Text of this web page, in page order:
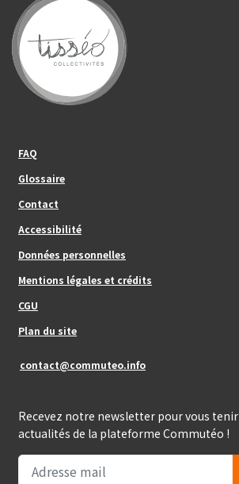
FAQ
Glossaire
Contact
Footer_center
Accessibilité
Données personnelles
Mentions légales et crédits
CGU
Plan du site
contact@commuteo.info
Recevez notre newsletter pour vous
actualités de la plateforme Commutéo !